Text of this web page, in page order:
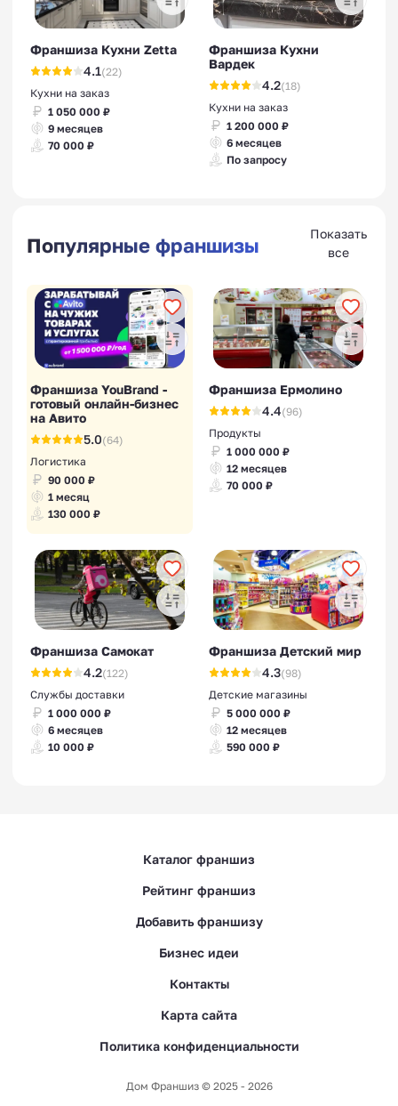
Франшиза Кухни Zetta
4.1(22)
Кухни на заказ
1 050 000 ₽
9 месяцев
70 000 ₽
Франшиза Кухни
Вардек
4.2(18)
Кухни на заказ
1 200 000 ₽
6 месяцев
По запросу
Популярные франшизы
Показать
все
Франшиза YouBrand -
готовый онлайн-бизнес
на Авито
5.0(64)
Логистика
90 000 ₽
1 месяц
130 000 ₽
Франшиза Ермолино
4.4(96)
Продукты
1 000 000 ₽
12 месяцев
70 000 ₽
Франшиза Самокат
4.2(122)
Службы доставки
1 000 000 ₽
6 месяцев
10 000 ₽
Франшиза Детский мир
4.3(98)
Детские магазины
5 000 000 ₽
12 месяцев
590 000 ₽
Каталог франшиз
Рейтинг франшиз
Добавить франшизу
Бизнес идеи
Контакты
Карта сайта
Политика конфиденциальности
Дом Франшиз © 2025 - 2026